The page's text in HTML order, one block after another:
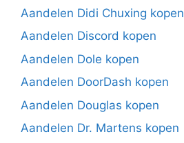
Aandelen Didi Chuxing kopen
Aandelen Discord kopen
Aandelen Dole kopen
Aandelen DoorDash kopen
Aandelen Douglas kopen
Aandelen Dr. Martens kopen